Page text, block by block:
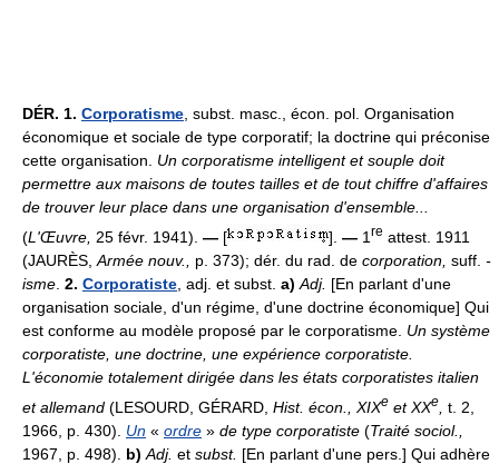
DÉR. 1. Corporatisme, subst. masc., écon. pol. Organisation
économique et sociale de type corporatif; la doctrine qui préconise
cette organisation. Un corporatisme intelligent et souple doit
permettre aux maisons de toutes tailles et de tout chiffre d'affaires
de trouver leur place dans une organisation d'ensemble...
(L'Œuvre, 25 févr. 1941). — [ ]. — 1 re attest. 1911
(JAURÈS, Armée nouv., p. 373); dér. du rad. de corporation, suff. -
isme 2. Corporatiste , adj. et subst. a) Adj. [En parlant d'une
organisation sociale, d'un régime, d'une doctrine économique] Qui
est conforme au modèle proposé par le corporatisme. Un système
corporatiste, une doctrine, une expérience corporatiste.
L'économie totalement dirigée dans les états corporatistes italien
et allemand (LESOURD, GÉRARD, Hist. écon., XIXe et XXe
t. 2,
1966, p. 430). Un « ordre » de type corporatiste (Traité sociol.,
1967, p. 498). b) Adj. et subst. [En parlant d'une pers.] Qui adhère